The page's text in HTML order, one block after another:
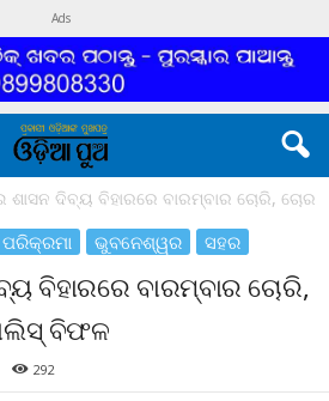
Ads
ଶାସନ ଦିବ୍ୟ ବିହାରରେ ବାରମ୍ବାର ଚୋରି, ଚୋର
ଭୁବନେଶ୍ୱର ସହର
ବିହାରରେ ବାରମ୍ବାର ଚୋରି,
ବିଫଳ
292